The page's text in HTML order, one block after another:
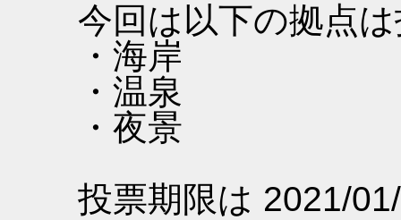
今回は以下の拠点
・海岸
・温泉
・夜景
投票期限は 2021/